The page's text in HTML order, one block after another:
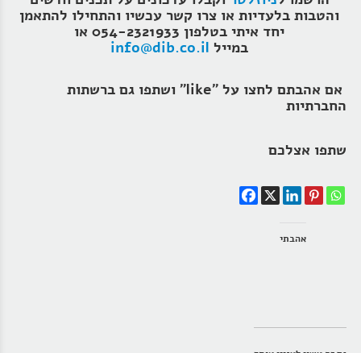
והטבות בלעדיות או צרו קשר עכשיו והתחילו להתאמן
יחד איתי בטלפון 054-2321933 או
במייל info@dib.co.il
אם אהבתם לחצו על "like" ושתפו גם ברשתות
החברתיות
שתפו אצלכם
אהבתי